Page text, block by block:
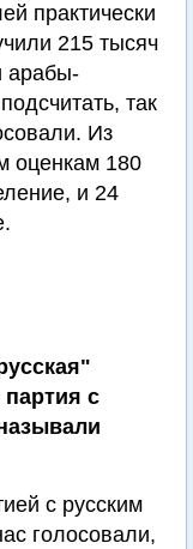
практически
215 тысяч
арабы-
так
Из
оценкам 180
и 24
партия с
с русским
голосовали,